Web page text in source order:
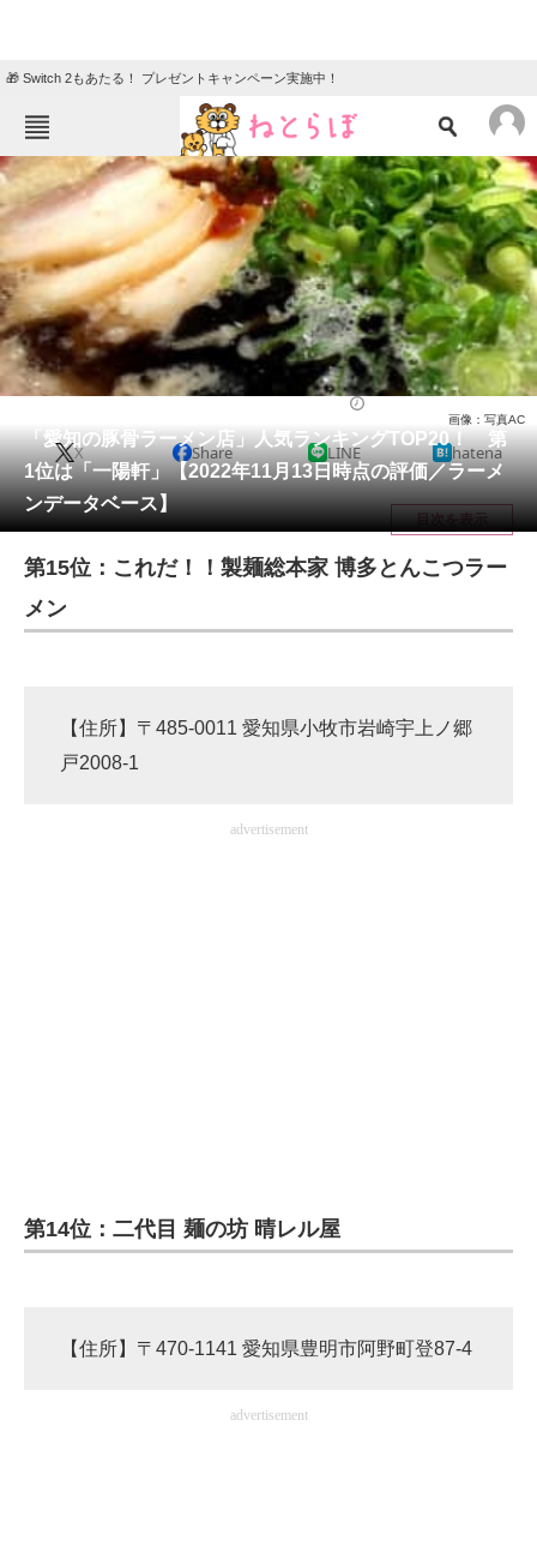
🎁 Switch 2もあたる！ プレゼントキャンペーン実施中！
ねとらぼメニュー
TOP ニュース
エンタメ クイズ
グルメ 地域
住まい 教育・育児
動物 リサーチ
会員記事
メディア
注目記事を集めた総合ページ
好きが集まる 比べて選べる
電子設計の基本と応用
エネルギーの専門メディア
「愛知の豚骨ラーメン店」人気ランキングTOP20！ 第
1位は「一陽軒」【2022年11月13日時点の評価／ラーメ
ンデータベース】
画像：写真AC
X Share LINE hatena
目次を表示
第15位：これだ！！製麺総本家 博多とんこつラー
メン
【住所】〒485-0011 愛知県小牧市岩崎宇上ノ郷
戸2008-1
advertisement
第14位：二代目 麺の坊 晴レル屋
【住所】〒470-1141 愛知県豊明市阿野町登87-4
advertisement